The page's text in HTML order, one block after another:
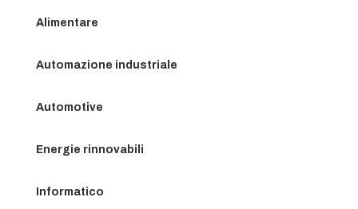
Alimentare
Automazione industriale
Automotive
Energie rinnovabili
Informatico